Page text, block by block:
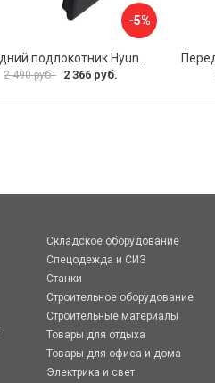
-5%
2 490 руб. 2 366 руб.
Складское оборудование
Спецодежда и СИЗ
Станки
Строительное оборудование
Строительные материалы
Товары для отдыха
Товары для офиса и дома
Электрика и свет